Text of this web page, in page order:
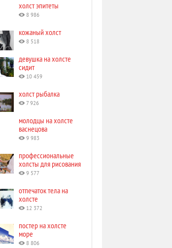
холст эпитеты
8 986
кожаный холст
8 518
девушка на холсте
сидит
10 459
холст рыбалка
7 926
молодцы на холсте
васнецова
9 983
профессиональные
холсты для рисования
9 577
отпечаток тела на
холсте
12 372
постер на холсте
море
8 806